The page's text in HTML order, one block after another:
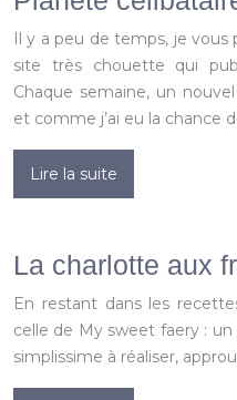
Il y a peu de temps, je vous
site très chouette qui
Chaque semaine, un
et comme j’ai eu la chance
Lire la suite
La charlotte aux
En restant dans les
celle de My sweet faery :
simplissime à réaliser,